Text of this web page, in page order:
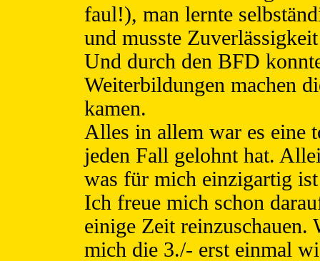
faul!), man lernte
und musste
Und durch den BFD
Weiterbildungen machen
kamen.
Alles in allem war es eine
jeden Fall gelohnt hat.
was für mich einzigartig
Ich freue mich schon
einige Zeit reinzuschauen.
mich die 3./- erst einmal